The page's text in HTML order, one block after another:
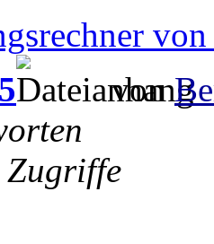
5 von
Zugriffe